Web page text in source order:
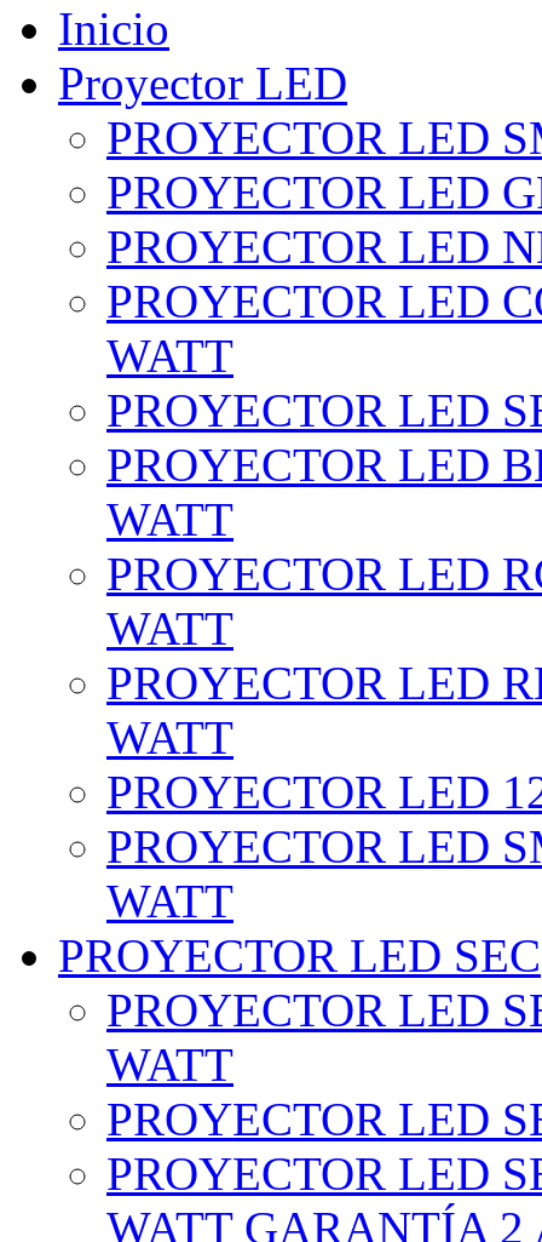
Inicio
Proyector LED
PROYECTOR LED
PROYECTOR LED
PROYECTOR LED
PROYECTOR LED
WATT
PROYECTOR LED
PROYECTOR LED
WATT
PROYECTOR LED
WATT
PROYECTOR LED
WATT
PROYECTOR LED
PROYECTOR LED
WATT
PROYECTOR LED SEC
PROYECTOR LED
WATT
PROYECTOR LED
PROYECTOR LED
WATT GARANTÍA 2